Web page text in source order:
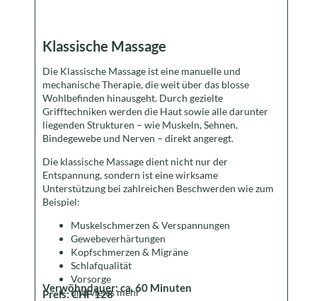
Klassische Massage
Die Klassische Massage ist eine manuelle und
mechanische Therapie, die weit über das blosse
Wohlbefinden hinausgeht. Durch gezielte
Grifftechniken werden die Haut sowie alle darunter
liegenden Strukturen – wie Muskeln, Sehnen,
Bindegewebe und Nerven – direkt angeregt.
Die klassische Massage dient nicht nur der
Entspannung, sondern ist eine wirksame
Unterstützung bei zahlreichen Beschwerden wie zum
Beispiel:
Muskelschmerzen & Verspannungen
Gewebeverhärtungen
Kopfschmerzen & Migräne
Schlafqualität
Vorsorge
und vieles mehr
Verwöhndauer: ca.60 Minuten
Preis:CHF 128